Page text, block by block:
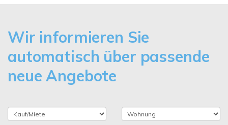
Wir informieren Sie
automatisch über passende
neue Angebote